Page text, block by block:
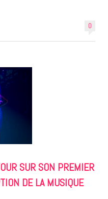
0
SUR SON PREMIER
DE LA MUSIQUE